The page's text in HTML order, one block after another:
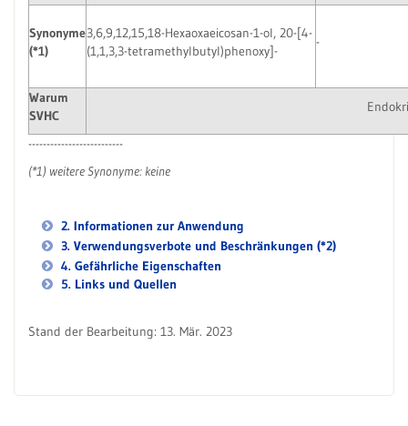
Synonyme
(*1)
3,6,9,12,15,18-Hexaoxaeicosan-1-ol, 20-[4-
(1,1,3,3-tetramethylbutyl)phenoxy]-
-
Warum
SVHC
--------------------------
(*1) weitere Synonyme: keine
2. Informationen zur Anwendung
3. Verwendungsverbote und Beschränkungen (*2)
4. Gefährliche Eigenschaften
5. Links und Quellen
Stand der Bearbeitung: 13. Mär. 2023